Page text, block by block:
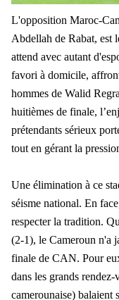
L'opposition Maroc-
Abdellah de Rabat, est
attend avec autant
favori à domicile,
hommes de Walid
huitièmes de finale,
prétendants sérieux
tout en gérant la
Une élimination à ce
séisme national. En
respecter la tradition.
(2-1), le Cameroun n'a
finale de CAN. Pour
dans les grands
camerounaise) balaient